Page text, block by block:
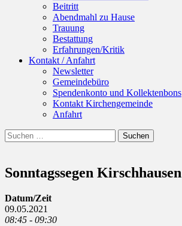
Beitritt
Abendmahl zu Hause
Trauung
Bestattung
Erfahrungen/Kritik
Kontakt / Anfahrt
Newsletter
Gemeindebüro
Spendenkonto und Kollektenbons
Kontakt Kirchengemeinde
Anfahrt
Suchen
Suchen
nach:
Sonntagssegen Kirschhausen
Datum/Zeit
09.05.2021
08:45 - 09:30